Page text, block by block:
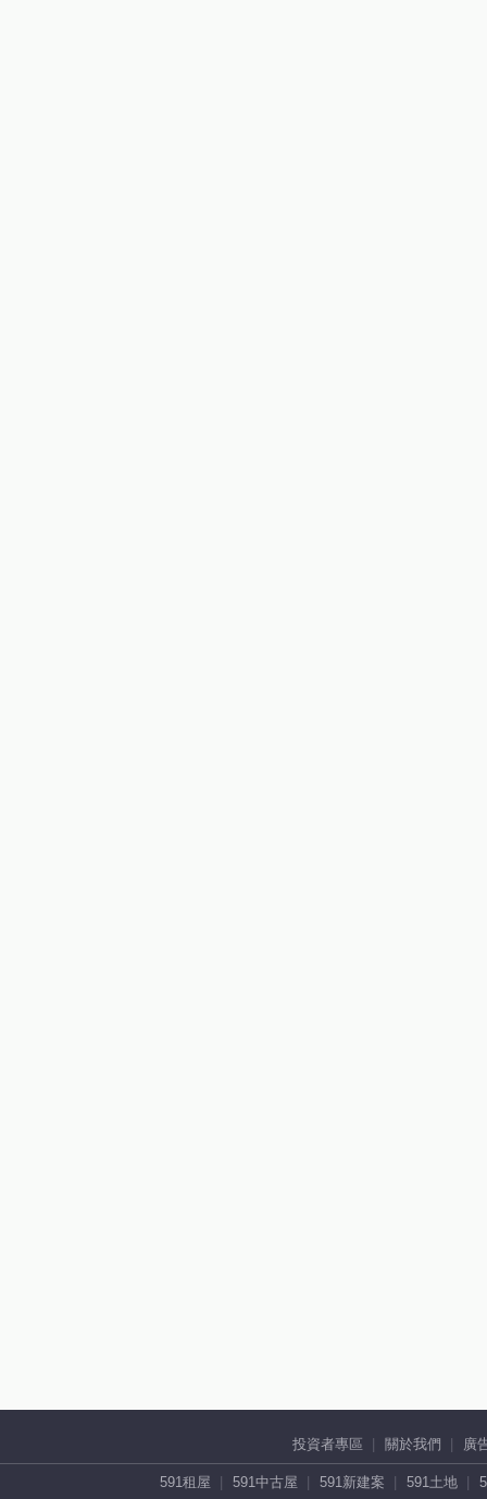
投資者專區 關於我們 廣
591租屋 591中古屋 591新建案 591土地